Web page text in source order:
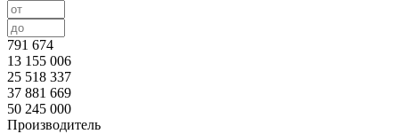
791 674
13 155 006
25 518 337
37 881 669
50 245 000
Производитель